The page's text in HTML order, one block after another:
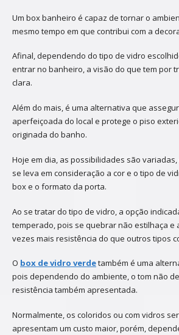
Um box banheiro é capaz de tornar o
mesmo tempo em que contribui com a
Afinal, dependendo do tipo de vidro
entrar no banheiro, a visão do que tem por
clara.
Além do mais, é uma alternativa que
aperfeiçoada do local e protege o piso
originada do banho.
Hoje em dia, as possibilidades são
se leva em consideração a cor e o tipo de
box e o formato da porta.
Ao se tratar do tipo de vidro, a opção
temperado, pois se quebrar não estilhaça e
vezes mais resistência do que outros tipos
O box de vidro verdetambém é uma
pois dependendo do ambiente, o tom não
resistência também apresentada.
Normalmente, os coloridos ou com vidros
apresentam um custo maior, porém,